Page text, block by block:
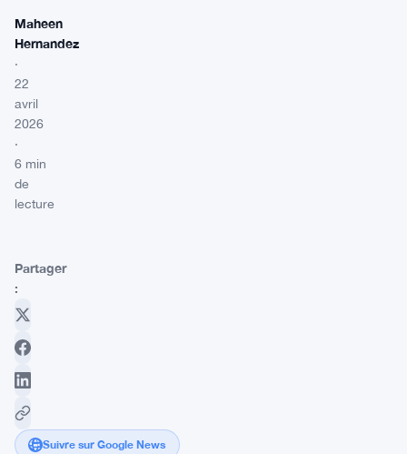
Maheen
Hernandez
·
22
avril
2026
·
6 min
de
lecture
Partager
:
Suivre sur Google News